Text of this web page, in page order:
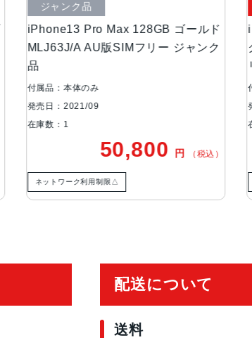
防沫性能、耐水性
能、防塵性能
IEC規
Pro
5絞り
アウト
TrueDepthカメラ 12MP
生体認証
iPhone13 Pro Max 128GB ゴールド
MLJ63J/A AU版SIMフリー ジャンク
品
ジャンク品
付属品：本体のみ
発売日：2021/09
在庫数：1
50,800 円 （税込）
ネットワーク利用制限△
配送について
送料